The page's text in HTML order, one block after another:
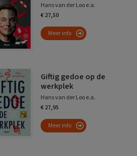
Hans van der Loo e.a.
€ 27,50
Meer info
Giftig gedoe op de
werkplek
Hans van der Loo e.a.
€ 27,95
Meer info